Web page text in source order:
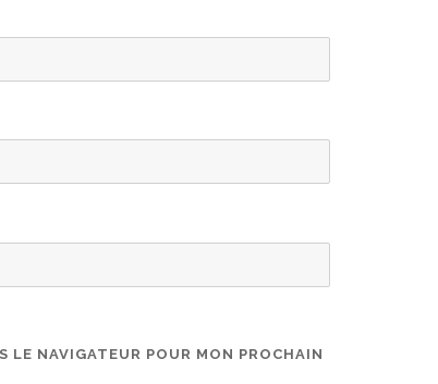
LE NAVIGATEUR POUR MON PROCHAIN